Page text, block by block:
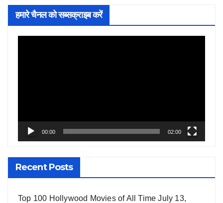
हमारे चैनल को सब्सक्राइब करें
00:00 02:00
Recent Posts
Top 100 Hollywood Movies of All Time July 13,